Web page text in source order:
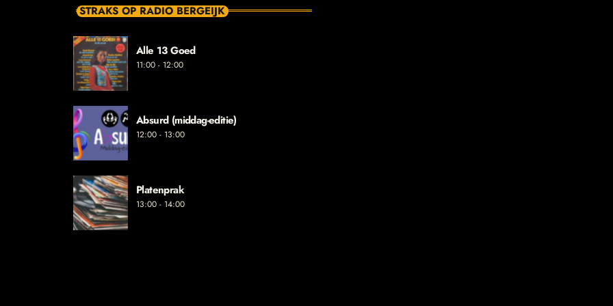
STRAKS OP RADIO BERGEIJK
Alle 13 Goed
11:00 - 12:00
Absurd (middag-editie)
12:00 - 13:00
Platenprak
13:00 - 14:00